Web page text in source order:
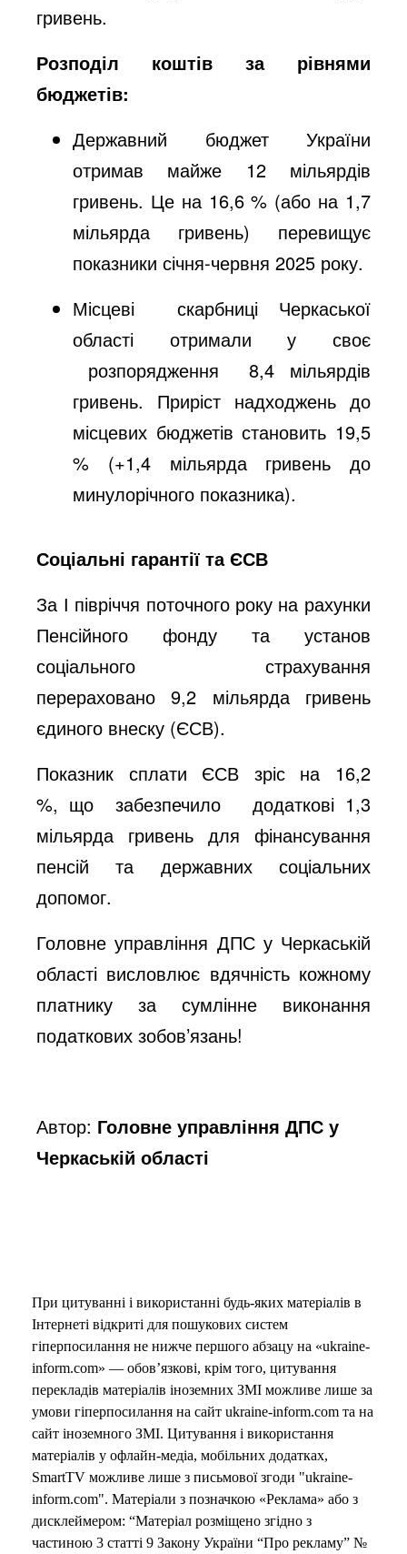
гривень.
Розподіл коштів за рівнями
бюджетів:
Державний бюджет України
отримав майже 12 мільярдів
гривень. Це на 16,6 % (або на 1,7
мільярда гривень) перевищує
показники січня-червня 2025 року.
Місцеві скарбниці Черкаської
області отримали у своє
розпорядження 8,4 мільярдів
гривень. Приріст надходжень до
місцевих бюджетів становить 19,5
% (+1,4 мільярда гривень до
минулорічного показника).
Соціальні гарантії та ЄСВ
За І півріччя поточного року на рахунки
Пенсійного фонду та установ
соціального страхування
перераховано 9,2 мільярда гривень
єдиного внеску (ЄСВ).
Показник сплати ЄСВ зріс на 16,2
%, що забезпечило додаткові 1,3
мільярда гривень для фінансування
пенсій та державних соціальних
допомог.
Головне управління ДПС у Черкаській
області висловлює вдячність кожному
платнику за сумлінне виконання
податкових зобов’язань!
Автор: Головне управління ДПС у
Черкаській області
При цитуванні і використанні будь-яких матеріалів в
Інтернеті відкриті для пошукових систем
гіперпосилання не нижче першого абзацу на «ukraine-
inform.com» — обов’язкові, крім того, цитування
перекладів матеріалів іноземних ЗМІ можливе лише за
умови гіперпосилання на сайт ukraine-inform.com та на
сайт іноземного ЗМІ. Цитування і використання
матеріалів у офлайн-медіа, мобільних додатках,
SmartTV можливе лише з письмової згоди "ukraine-
inform.com". Матеріали з позначкою «Реклама» або з
дисклеймером: “Матеріал розміщено згідно з
частиною 3 статті 9 Закону України “Про рекламу” №